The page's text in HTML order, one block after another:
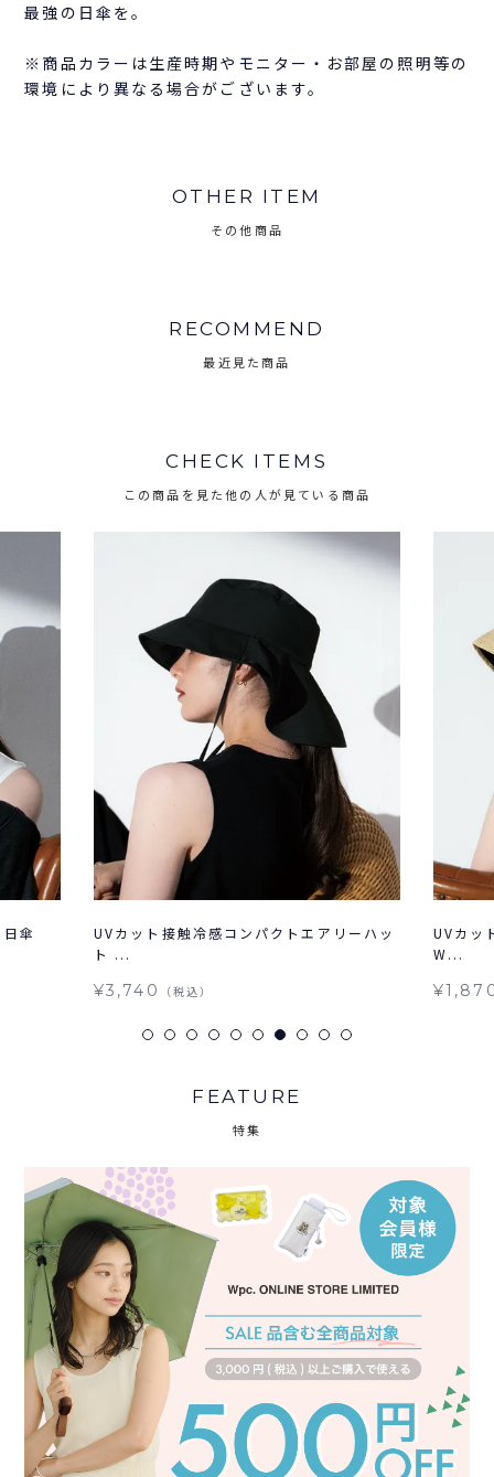
最強の日傘を。
※商品カラーは生産時期やモニター・お部屋の照明等の
環境により異なる場合がございます。
OTHER ITEM
その他商品
RECOMMEND
最近見た商品
CHECK ITEMS
この商品を見た他の人が見ている商品
傘
UVカット接触冷感コンパクトエアリーハッ
ト ...
¥3,740 （税込）
UVカッ
W...
FEATURE
特集